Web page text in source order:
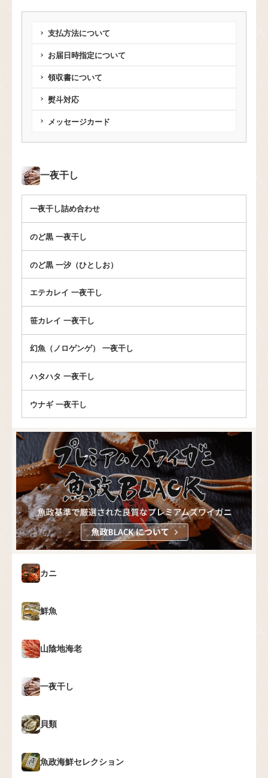
一夜干し
一夜干し詰め合わせ
のど黒 一夜干し
のど黒 一汐（ひとしお）
エテカレイ 一夜干し
笹カレイ 一夜干し
幻魚（ノロゲンゲ） 一夜干し
ハタハタ 一夜干し
ウナギ 一夜干し
カニ
鮮魚
山陰地海老
一夜干し
貝類
魚政海鮮セレクション
支払方法について
お届日時指定について
領収書について
熨斗対応
メッセージカード